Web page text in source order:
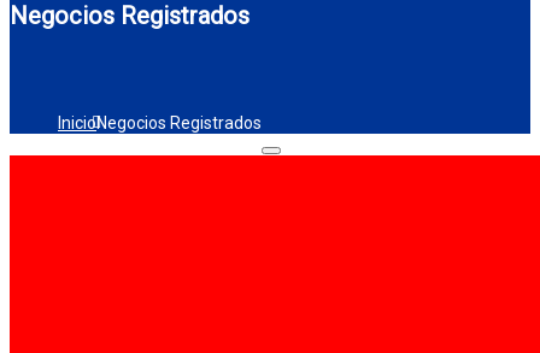
Negocios Registrados
InicioNegocios Registrados